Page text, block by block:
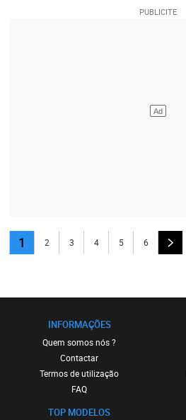
1 2 3 4 5 6
INFORMAÇÕES
Quem somos nós ?
Contactar
Termos de utilização
FAQ
TOP MODELOS